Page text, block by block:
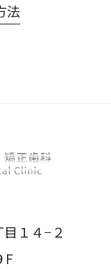
法
１４−２
F